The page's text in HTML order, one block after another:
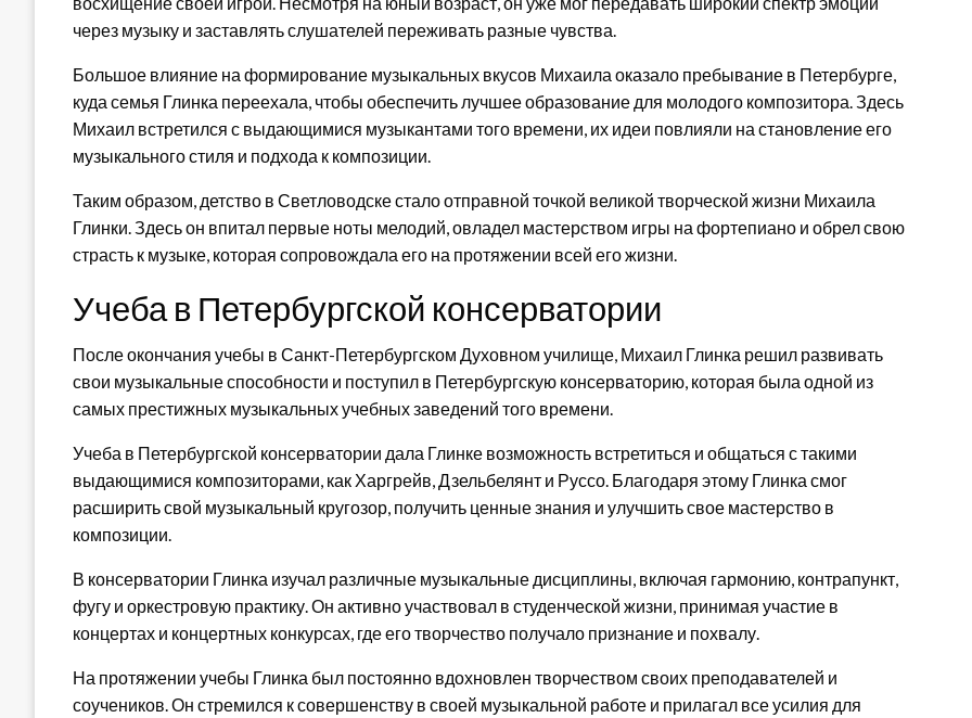
через музыку и заставлять слушателей переживать разные чувства.
Большое влияние на формирование музыкальных вкусов Михаила оказало пребывание в Петербурге,
куда семья Глинка переехала, чтобы обеспечить лучшее образование для молодого композитора. Здесь
Михаил встретился с выдающимися музыкантами того времени, их идеи повлияли на становление его
музыкального стиля и подхода к композиции.
Таким образом, детство в Светловодске стало отправной точкой великой творческой жизни Михаила
Глинки. Здесь он впитал первые ноты мелодий, овладел мастерством игры на фортепиано и обрел свою
страсть к музыке, которая сопровождала его на протяжении всей его жизни.
Учеба в Петербургской консерватории
После окончания учебы в Санкт-Петербургском Духовном училище, Михаил Глинка решил развивать
свои музыкальные способности и поступил в Петербургскую консерваторию, которая была одной из
самых престижных музыкальных учебных заведений того времени.
Учеба в Петербургской консерватории дала Глинке возможность встретиться и общаться с такими
выдающимися композиторами, как Харгрейв, Дзельбелянт и Руссо. Благодаря этому Глинка смог
расширить свой музыкальный кругозор, получить ценные знания и улучшить свое мастерство в
композиции.
В консерватории Глинка изучал различные музыкальные дисциплины, включая гармонию, контрапункт,
фугу и оркестровую практику. Он активно участвовал в студенческой жизни, принимая участие в
концертах и концертных конкурсах, где его творчество получало признание и похвалу.
На протяжении учебы Глинка был постоянно вдохновлен творчеством своих преподавателей и
соучеников. Он стремился к совершенству в своей музыкальной работе и прилагал все усилия для